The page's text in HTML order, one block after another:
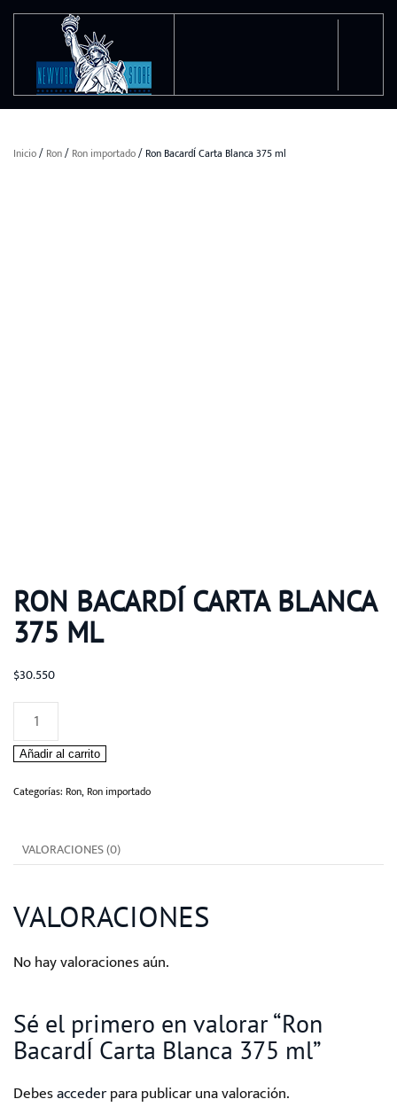
Ir al contenido principal
Inicio/ Ron/ Ron importado/ Ron BacardÍ Carta Blanca 375 ml
RON BACARDÍ CARTA BLANCA
375 ML
$30.550
Ron
BacardÍ
Carta
Blanca
cantidad
Añadir al carrito
Categorías: Ron, Ron importado
VALORACIONES (0)
VALORACIONES
No hay valoraciones aún.
Sé el primero en valorar “Ron
BacardÍ Carta Blanca 375 ml”
Debesaccederpara publicar una valoración.